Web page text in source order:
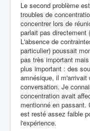
Le second problème
troubles de
concentrer lors de
parlait pas directement
L'absence de
particulier) poussait
pas très important
plus important : des
amnésique, il
conversation. Je
concentration avait
mentionné en
est resté assez faible
l'expérience.